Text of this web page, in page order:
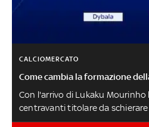
CALCIOMERCATO
Come cambia la formazione
Con l'arrivo di Lukaku
centravanti titolare da schierare
Azmoun e Belotti pronti a